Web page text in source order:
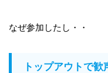
なぜ参加したし・・
トップアウトで